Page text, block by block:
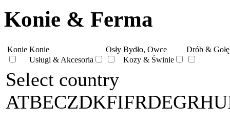
Konie & Ferma
Konie Konie
Usługi & Akcesoria
Osły Bydło, Owce
Kozy & Świnie
Drób &
Select country
ATBECZDKFIFRDEGRHU